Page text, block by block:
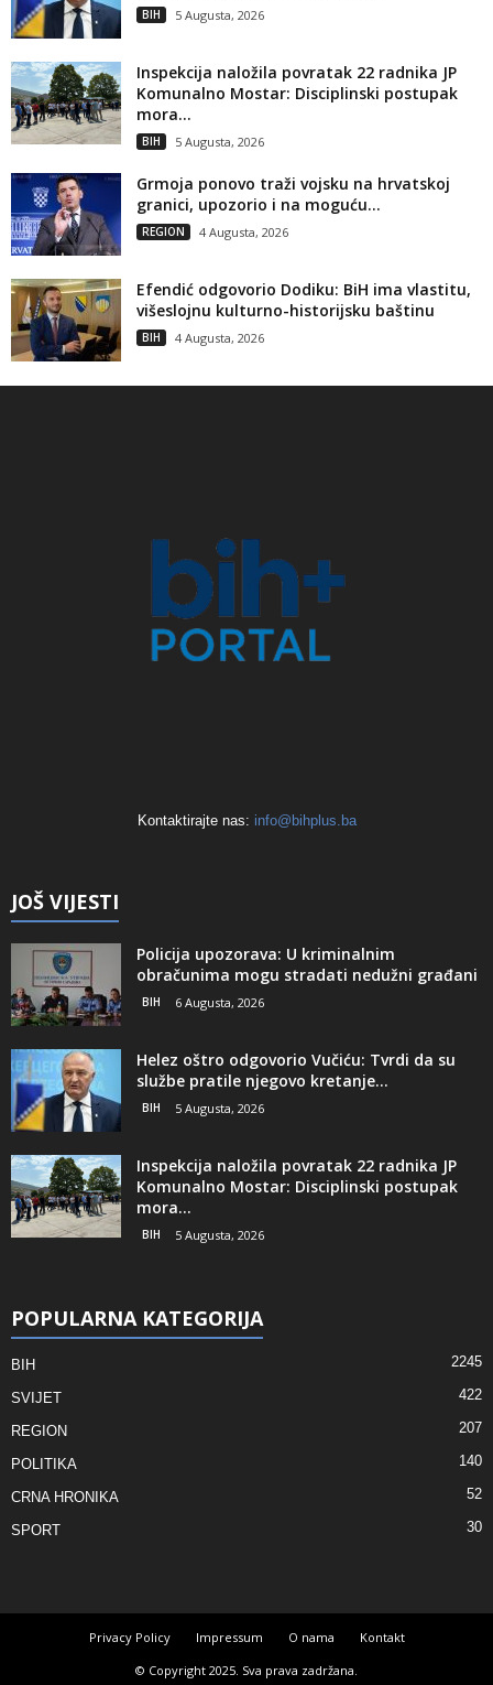
BIH 5 Augusta, 2026
Inspekcija naložila povratak 22 radnika JP
Komunalno Mostar: Disciplinski postupak
mora...
BIH 5 Augusta, 2026
Grmoja ponovo traži vojsku na hrvatskoj
granici, upozorio i na moguću...
REGION 4 Augusta, 2026
Efendić odgovorio Dodiku: BiH ima vlastitu,
višeslojnu kulturno-historijsku baštinu
BIH 4 Augusta, 2026
Kontaktirajte nas: info@bihplus.ba
JOŠ VIJESTI
Policija upozorava: U kriminalnim
obračunima mogu stradati nedužni građani
BIH 6 Augusta, 2026
Helez oštro odgovorio Vučiću: Tvrdi da su
službe pratile njegovo kretanje...
BIH 5 Augusta, 2026
Inspekcija naložila povratak 22 radnika JP
Komunalno Mostar: Disciplinski postupak
mora...
BIH 5 Augusta, 2026
POPULARNA KATEGORIJA
BIH 2245
SVIJET 422
REGION 207
POLITIKA 140
CRNA HRONIKA 52
SPORT 30
Privacy Policy Impressum O nama
Kontakt
© Copyright 2025. Sva prava zadržana.